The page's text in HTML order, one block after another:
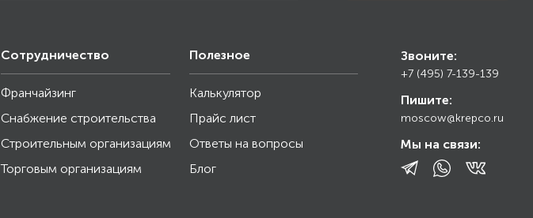
Сотрудничество
Франчайзинг
Снабжение строительства
Строительным организациям
Торговым организациям
Полезное
Калькулятор
Прайс лист
Ответы на вопросы
Блог
Звоните:
+7 (495) 7-139-139
Пишите:
moscow@krepco.ru
Мы на связи: